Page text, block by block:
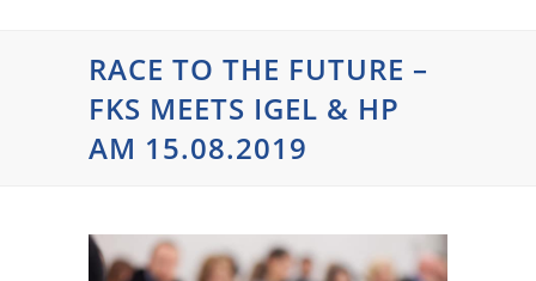
RACE TO THE FUTURE –
FKS MEETS IGEL & HP
AM 15.08.2019